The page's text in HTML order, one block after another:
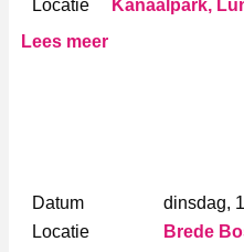
Locatie
Kanaalpark,
Lees meer
Datum
dinsdag,
Locatie
Brede